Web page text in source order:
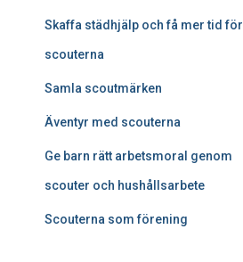
Skaffa städhjälp och få mer tid för
scouterna
Samla scoutmärken
Äventyr med scouterna
Ge barn rätt arbetsmoral genom
scouter och hushållsarbete
Scouterna som förening